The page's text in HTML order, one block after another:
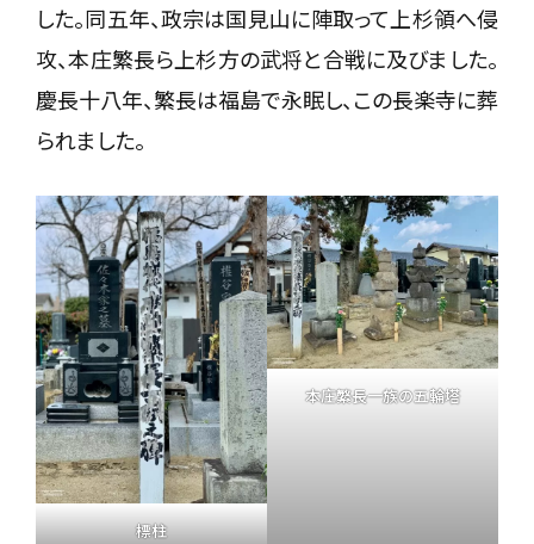
した。同五年、政宗は国見山に陣取って上杉領へ侵
攻、本庄繁長ら上杉方の武将と合戦に及びました。
慶長十八年、繁長は福島で永眠し、この長楽寺に葬
られました。
標柱
本庄繁長一族の五輪塔